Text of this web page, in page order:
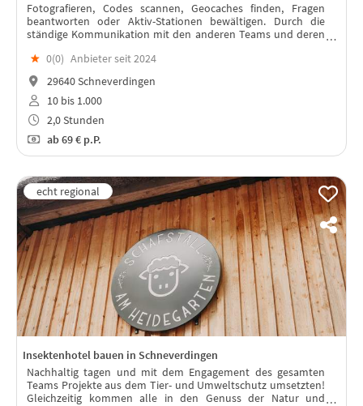
Fotografieren, Codes scannen, Geocaches finden, Fragen
beantworten oder Aktiv-Stationen bewältigen. Durch die
ständige Kommunikation mit den anderen Teams und deren
Tag der Extraklasse.
★ 0(0) Anbieter seit 2024
29640 Schneverdingen
10 bis 1.000
2,0 Stunden
ab69 € p.P.
Insektenhotel bauen in Schneverdingen
Nachhaltig tagen und mit dem Engagement des gesamten
Teams Projekte aus dem Tier- und Umweltschutz umsetzten!
Gleichzeitig kommen alle in den Genuss der Natur und